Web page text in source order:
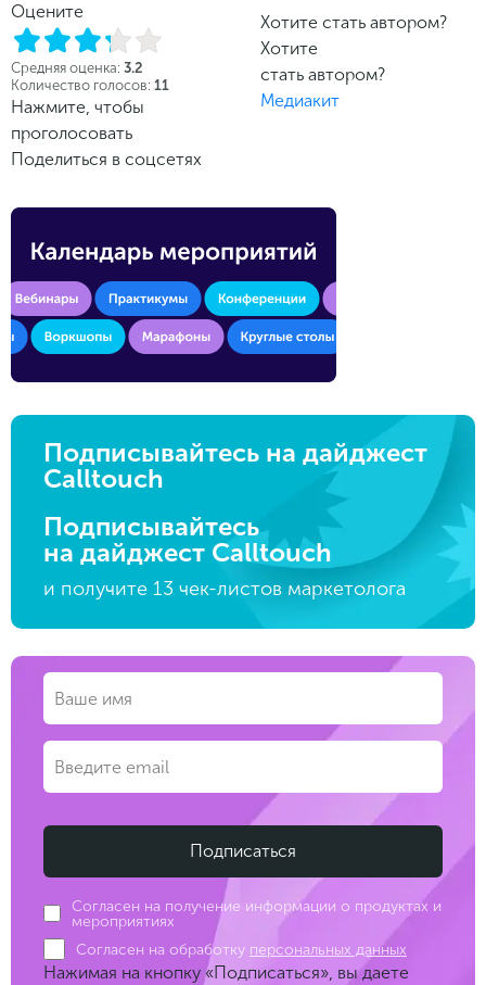
Оцените
Средняя оценка: 3.2
Количество голосов: 11
Нажмите, чтобы
проголосовать
Поделиться в соцсетях
Хотите стать автором?
Хотите
стать автором?
Медиакит
Подписывайтесь на дайджест
Calltouch
Подписывайтесь
на дайджест Calltouch
и получите 13 чек-листов маркетолога
Согласен на получение информации о продуктах и
мероприятиях
Согласен на обработку персональных данных
Нажимая на кнопку «Подписаться», вы даете